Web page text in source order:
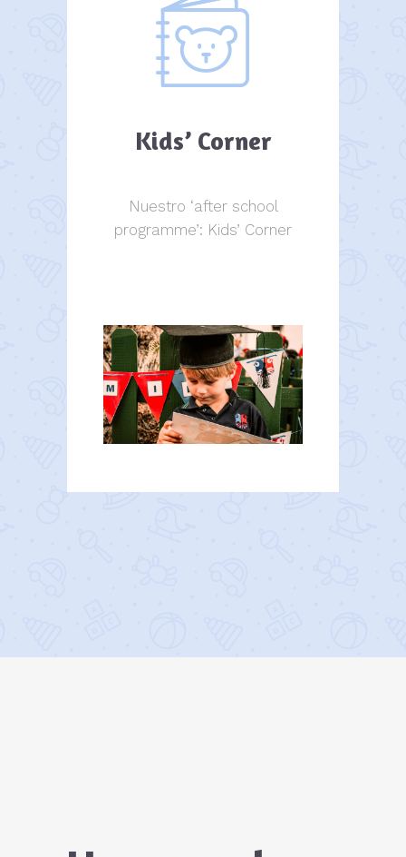
Kids’ Corner
Nuestro ‘after school
programme’: Kids’ Corner